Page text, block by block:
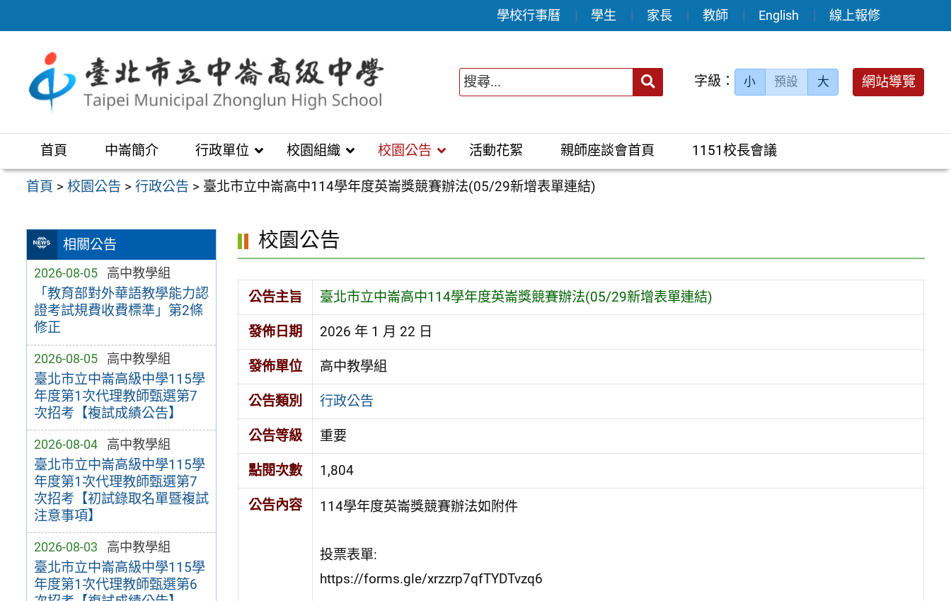
至
區
學校行事曆 學生 家長 教師 English 線上報修
送出 字級： 小 預設 大 網站導覽
首頁 中崙簡介 行政單位 校園組織 校園公告 活動花絮 親師座談會首頁 1151校長會議
首頁 >校園公告 >行政公告 > 臺北市立中崙高中114學年度英崙獎競賽辦法(05/29新增表單連結)
相關公告
2026-08-05 高中教學組
「教育部對外華語教學能力認
證考試規費收費標準」第2條
修正
2026-08-05 高中教學組
臺北市立中崙高級中學115學
年度第1次代理教師甄選第7
次招考【複試成績公告】
2026-08-04 高中教學組
臺北市立中崙高級中學115學
年度第1次代理教師甄選第7
次招考【初試錄取名單暨複試
注意事項】
2026-08-03 高中教學組
臺北市立中崙高級中學115學
年度第1次代理教師甄選第6
校園公告
公告主旨 臺北市立中崙高中114學年度英崙獎競賽辦法(05/29新增表單連結)
發佈日期 2026 年 1 月 22 日
發佈單位 高中教學組
公告類別 行政公告
公告等級 重要
點閱次數 1,804
公告內容 114學年度英崙獎競賽辦法如附件
投票表單:
https://forms.gle/xrzzrp7qfTYDTvzq6